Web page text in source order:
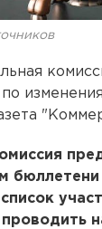
бюллетени